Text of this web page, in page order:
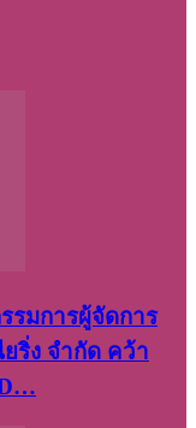
รมการ​ผู้จัดการ
ริ่ง​ จำกัด คว้า